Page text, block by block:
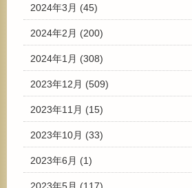
2024年3月 (45)
2024年2月 (200)
2024年1月 (308)
2023年12月 (509)
2023年11月 (15)
2023年10月 (33)
2023年6月 (1)